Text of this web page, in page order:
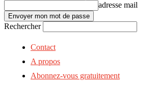
adresse mail
Rechercher
Contact
A propos
Abonnez-vous gratuitement